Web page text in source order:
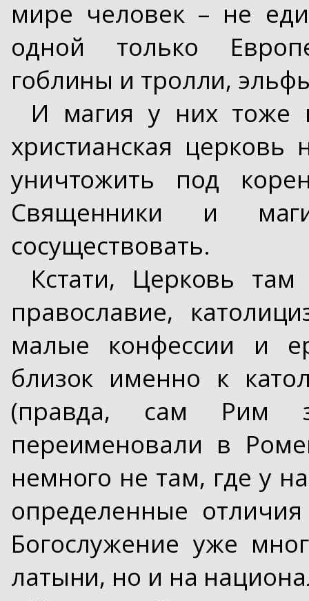
мире человек – не
одной только
гоблины и тролли,
И магия у них тоже
христианская
уничтожить под
Священники и
сосуществовать.
Кстати, Церковь
православие,
малые конфессии и
близок именно к
(правда, сам Рим
переименовали в
немного не там, где у
определенные
Богослужение уже
латыни, но и на